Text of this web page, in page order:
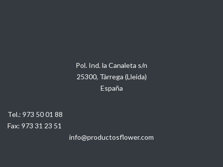
Pol. Ind. la Canaleta s/n
25300, Tàrrega (Lleida)
España
Tel.: 973 50 01 88
Fax: 973 31 23 51
info@productosflower.com